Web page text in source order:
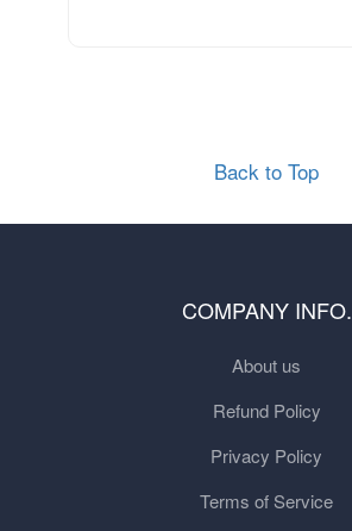
Back to Top
COMPANY INFO.
About us
Refund Policy
Privacy Policy
Terms of Service